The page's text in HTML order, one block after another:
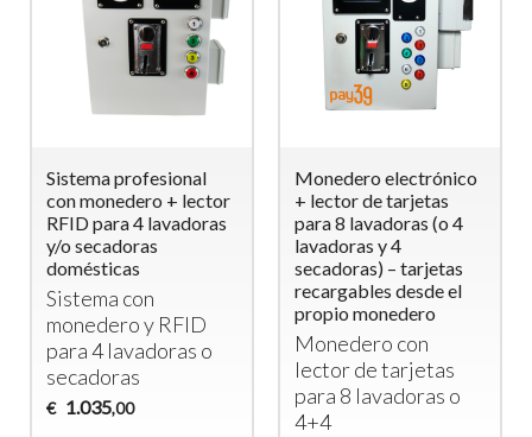
Sistema profesional
con monedero + lector
RFID para 4 lavadoras
y/o secadoras
domésticas
Sistema con
monedero y RFID
para 4 lavadoras o
secadoras
€ 1.035,00
Monedero electrónico
+ lector de tarjetas
para 8 lavadoras (o 4
lavadoras y 4
secadoras) – tarjetas
recargables desde el
propio monedero
Monedero con
lector de tarjetas
para 8 lavadoras o
4+4